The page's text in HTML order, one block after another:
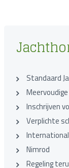
Standaard
Inschrijven
Verplichte
Nimrod
Regeling